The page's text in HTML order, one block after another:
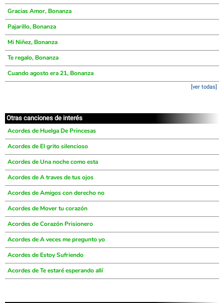
Gracias Amor, Bonanza
Pajarillo, Bonanza
Mi Niñez, Bonanza
Te regalo, Bonanza
Cuando agosto era 21, Bonanza
[ver todas]
Otras canciones de interés
Acordes de Huelga De Princesas
Acordes de El grito silencioso
Acordes de Una noche como esta
Acordes de A traves de tus ojos
Acordes de Amigos con derecho no
Acordes de Mover tu corazón
Acordes de Corazón Prisionero
Acordes de A veces me pregunto yo
Acordes de Estoy Sufriendo
Acordes de Te estaré esperando allí